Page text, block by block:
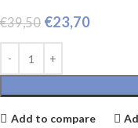
€39,50 €23,70
Add to compare